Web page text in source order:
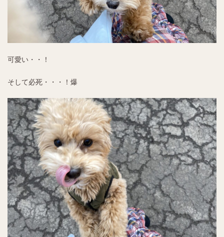
可愛い・・！
そして必死・・・！爆